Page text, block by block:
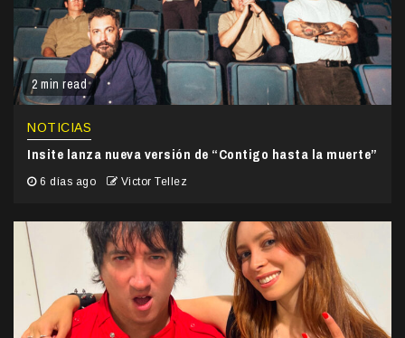
2 min read
NOTICIAS
Insite lanza nueva versión de “Contigo hasta la muerte”
6 días ago Victor Tellez